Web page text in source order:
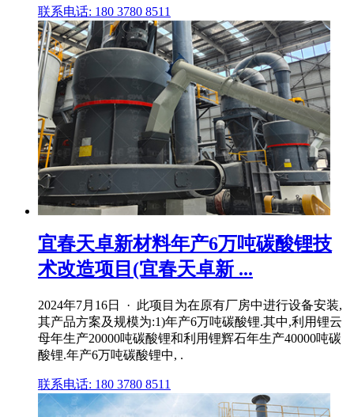
联系电话: 180 3780 8511
宜春天卓新材料年产6万吨碳酸锂技
术改造项目(宜春天卓新 ...
2024年7月16日 · 此项目为在原有厂房中进行设备安装,
其产品方案及规模为:1)年产6万吨碳酸锂.其中,利用锂云
母年生产20000吨碳酸锂和利用锂辉石年生产40000吨碳
酸锂.年产6万吨碳酸锂中, .
联系电话: 180 3780 8511